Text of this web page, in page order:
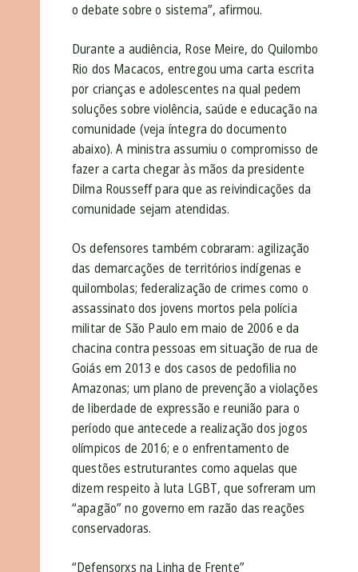
o debate sobre o sistema”, afirmou.
Durante a audiência, Rose Meire, do Quilombo
Rio dos Macacos, entregou uma carta escrita
por crianças e adolescentes na qual pedem
soluções sobre violência, saúde e educação na
comunidade (veja íntegra do documento
abaixo). A ministra assumiu o compromisso de
fazer a carta chegar às mãos da presidente
Dilma Rousseff para que as reivindicações da
comunidade sejam atendidas.
Os defensores também cobraram: agilização
das demarcações de territórios indígenas e
quilombolas; federalização de crimes como o
assassinato dos jovens mortos pela polícia
militar de São Paulo em maio de 2006 e da
chacina contra pessoas em situação de rua de
Goiás em 2013 e dos casos de pedofilia no
Amazonas; um plano de prevenção a violações
de liberdade de expressão e reunião para o
período que antecede a realização dos jogos
olímpicos de 2016; e o enfrentamento de
questões estruturantes como aquelas que
dizem respeito à luta LGBT, que sofreram um
“apagão” no governo em razão das reações
conservadoras.
“Defensorxs na Linha de Frente”